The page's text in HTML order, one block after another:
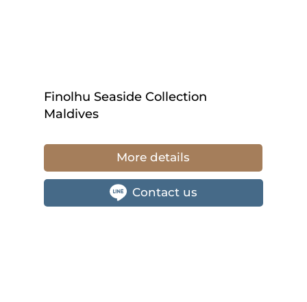
Finolhu Seaside Collection
Maldives
More details
Contact us